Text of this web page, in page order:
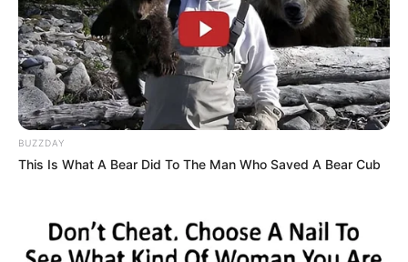
BUZZDAY
This Is What A Bear Did To The Man Who Saved A Bear Cub